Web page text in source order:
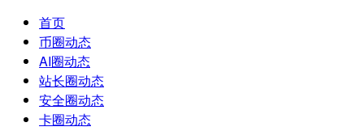
首页
币圈动态
AI圈动态
站长圈动态
安全圈动态
卡圈动态